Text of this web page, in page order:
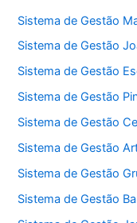
Sistema de Gestão
Sistema de Gestão
Sistema de Gestão
Sistema de Gestão
Sistema de Gestão
Sistema de Gestão
Sistema de Gestão
Sistema de Gestão